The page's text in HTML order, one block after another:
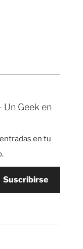
Geek en
en tu
Suscribirse